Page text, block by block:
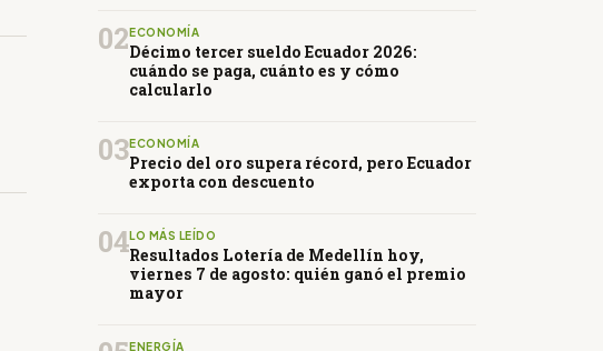
02 ECONOMÍA
Décimo tercer sueldo Ecuador 2026:
cuándo se paga, cuánto es y cómo
calcularlo
03ECONOMÍA
Precio del oro supera récord, pero Ecuador
exporta con descuento
04LO MÁS LEÍDO
Resultados Lotería de Medellín hoy,
viernes 7 de agosto: quién ganó el premio
mayor
ENERGÍA